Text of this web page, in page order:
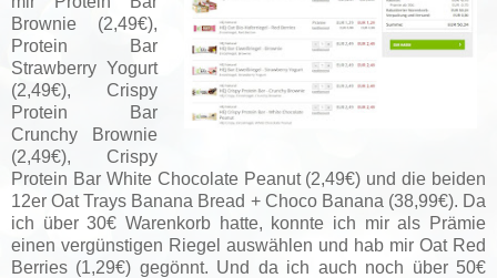
Brownie (2,49€),
Protein Bar
Strawberry Yogurt
(2,49€), Crispy
Protein Bar
Crunchy Brownie
(2,49€), Crispy
Protein Bar White Chocolate Peanut (2,49€) und die beiden
12er Oat Trays Banana Bread + Choco Banana (38,99€). Da
ich über 30€ Warenkorb hatte, konnte ich mir als Prämie
einen vergünstigen Riegel auswählen und hab mir Oat Red
Berries (1,29€) gegönnt. Und da ich auch noch über 50€